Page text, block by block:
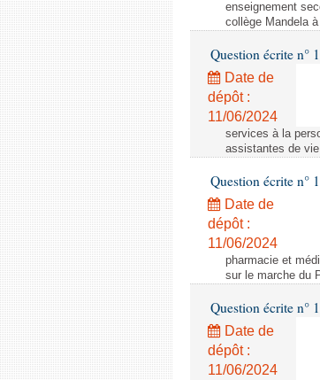
enseignement
collège Mandela
Question écrite n°
Date de
dépôt :
11/06/2024
services à la
assistantes de vie
Question écrite n°
Date de
dépôt :
11/06/2024
pharmacie et
sur le marche du
Question écrite n°
Date de
dépôt :
11/06/2024